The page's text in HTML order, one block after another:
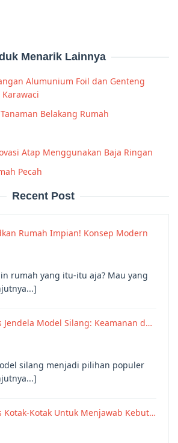
Menarik Lainnya
Alumunium Foil dan Genteng
Belakang Rumah
Atap Menggunakan Baja Ringan
Pecah
Recent Post
Rumah Impian! Konsep Modern
rumah yang itu-itu aja? Mau yang
Jendela Model Silang: Keamanan d…
silang menjadi pilihan populer
Kotak-Kotak Untuk Menjawab Kebut…